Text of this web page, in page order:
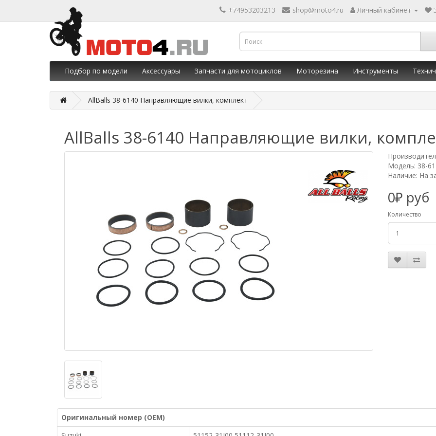
+74953203213 shop@moto4.ru Личный кабинет
Подбор по модели Аксессуары Запчасти для мотоциклов Моторезина Инструменты
AllBalls 38-6140 Направляющие вилки, комплект
AllBalls 38-6140 Направляющие вилки,
Модель: 38-
Наличие: На
0₽ руб
Количество
Оригинальный номер (OEM)